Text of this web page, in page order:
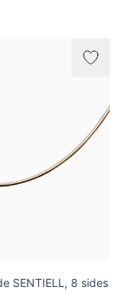
SENTIELL, 8 sides